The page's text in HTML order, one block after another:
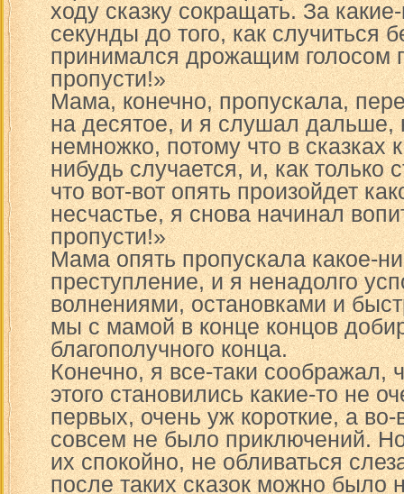
ходу сказку сокращать. За
секунды до того, как случиться
принимался дрожащим голосом
пропусти!»
Мама, конечно, пропускала,
на десятое, и я слушал дальше,
немножко, потому что в сказках
нибудь случается, и, как только
что вот-вот опять произойдет
несчастье, я снова начинал
пропусти!»
Мама опять пропускала какое-
преступление, и я ненадолго
волнениями, остановками и
мы с мамой в конце концов
благополучного конца.
Конечно, я все-таки соображал,
этого становились какие-то не
первых, очень уж короткие, а во-
совсем не было приключений.
их спокойно, не обливаться
после таких сказок можно было